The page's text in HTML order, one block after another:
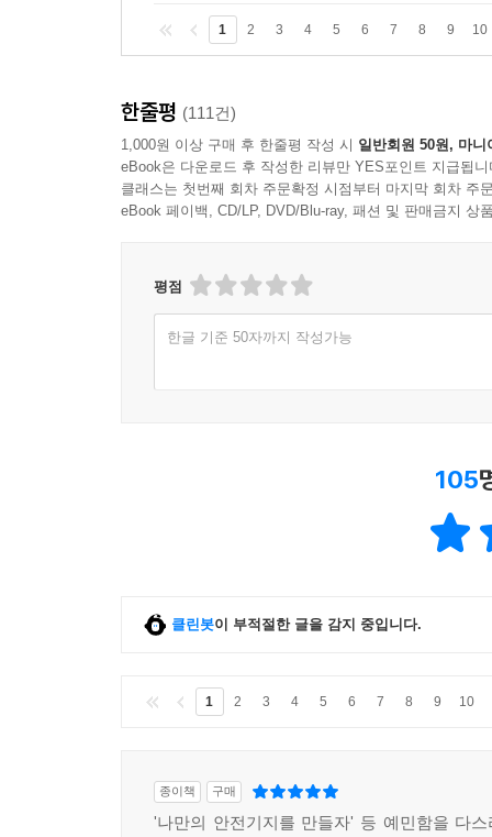
1 2 3 4 5 6 7 8 9 10
한줄평 (111건)
1,000원 이상 구매 후 한줄평 작성 시 일반회원 50원, 마니
eBook은 다운로드 후 작성한 리뷰만 YES포인트 지급됩니
클래스는 첫번째 회차 주문확정 시점부터 마지막 회차 주
eBook 페이백, CD/LP, DVD/Blu-ray, 패션 및 판매금지 상
평점
한글 기준 50자까지 작성가능
105
클린봇이 부적절한 글을 감지 중입니다.
1 2 3 4 5 6 7 8 9 10
종이책 구매
'나만의 안전기지를 만들자' 등 예민함을 다